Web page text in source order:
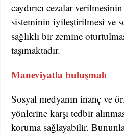
caydırıcı cezalar
sisteminin iyileştirilmesi ve
sağlıklı bir zemine
taşımaktadır.
Maneviyatla buluşmalı
Sosyal medyanın inanç ve
yönlerine karşı tedbir
koruma sağlayabilir.